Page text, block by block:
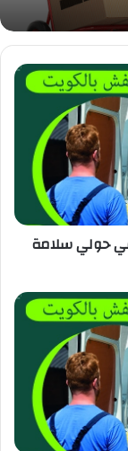
حولي سلامة